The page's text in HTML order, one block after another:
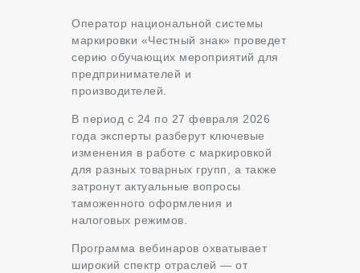
Оператор национальной системы
маркировки «Честный знак» проведет
серию обучающих мероприятий для
предпринимателей и
производителей.
В период с 24 по 27 февраля 2026
года эксперты разберут ключевые
изменения в работе с маркировкой
для разных товарных групп, а также
затронут актуальные вопросы
таможенного оформления и
налоговых режимов.
Программа вебинаров охватывает
широкий спектр отраслей — от